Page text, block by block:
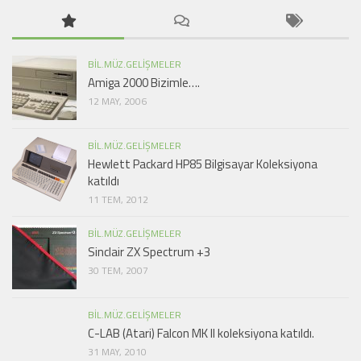
BIL.MÜZ.GELIŞMELER
Amiga 2000 Bizimle….
12 MAY, 2006
BIL.MÜZ.GELIŞMELER
Hewlett Packard HP85 Bilgisayar Koleksiyona
katıldı
11 TEM, 2012
BIL.MÜZ.GELIŞMELER
Sinclair ZX Spectrum +3
30 TEM, 2007
BIL.MÜZ.GELIŞMELER
C-LAB (Atari) Falcon MK II koleksiyona katıldı.
31 MAY, 2010